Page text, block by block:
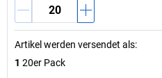
Artikel werden versendet als:
1 20er Pack